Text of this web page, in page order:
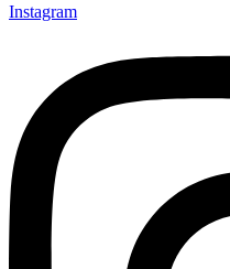
Instagram